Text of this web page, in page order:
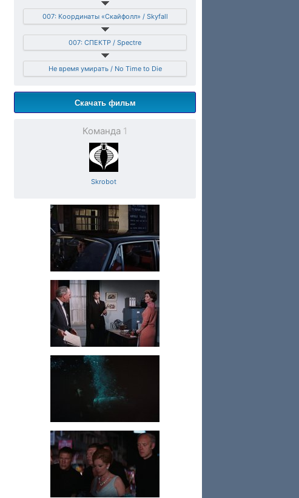
007: Координаты «Скайфолл» / Skyfall
007: СПЕКТР / Spectre
Не время умирать / No Time to Die
Скачать фильм
Команда 1
Skrobot